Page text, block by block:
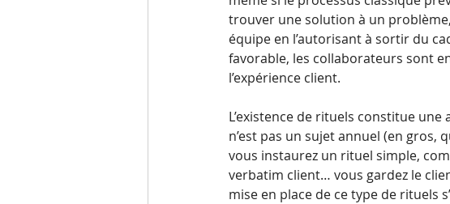
trouver une solution à un
équipe en l’autorisant à sortir du
favorable, les collaborateurs sont
l’expérience client.
L’existence de rituels constitue une
n’est pas un sujet annuel (en
vous instaurez un rituel simple,
verbatim client… vous gardez le
mise en place de ce type de rituels